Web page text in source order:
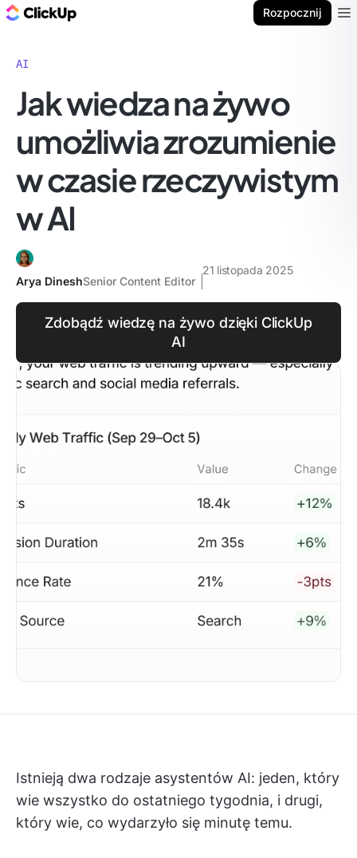
Rozpocznij
AI
Jak wiedza na żywo
umożliwia zrozumienie
w czasie rzeczywistym
w AI
Arya DineshSenior Content Editor
21 listopada 2025
Zdobądź wiedzę na żywo dzięki ClickUp
AI
Istnieją dwa rodzaje asystentów AI: jeden, który
wie wszystko do ostatniego tygodnia, i drugi,
który wie, co wydarzyło się minutę temu.